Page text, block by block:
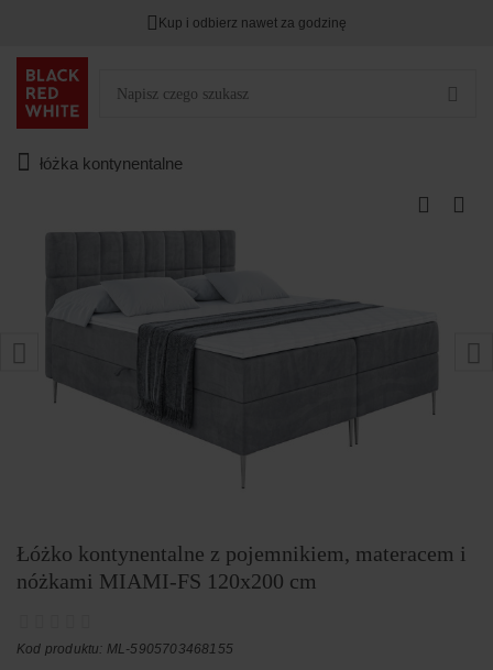
Kup i odbierz nawet za godzinę
łóżka kontynentalne
Łóżko kontynentalne z pojemnikiem, materacem i
nóżkami MIAMI-FS 120x200 cm
Kod produktu: ML-5905703468155